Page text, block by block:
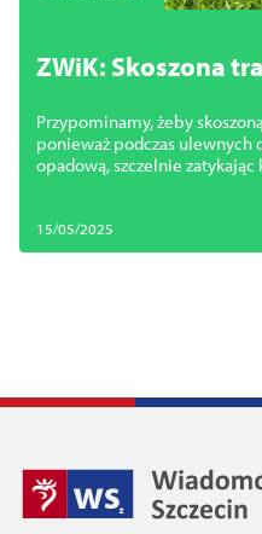
ZWiK: Skoszona
Przypominamy, żeby
ponieważ podczas ulewnych
opadową, szczelnie
15/05/2025